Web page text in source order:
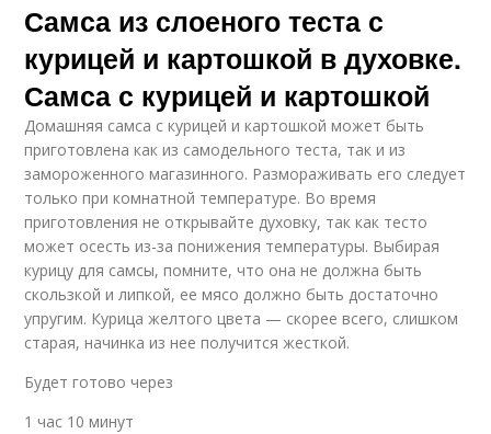
Самса из слоеного теста с
курицей и картошкой в духовке.
Самса с курицей и картошкой
Домашняя самса с курицей и картошкой может быть
приготовлена как из самодельного теста, так и из
замороженного магазинного. Размораживать его следует
только при комнатной температуре. Во время
приготовления не открывайте духовку, так как тесто
может осесть из-за понижения температуры. Выбирая
курицу для самсы, помните, что она не должна быть
скользкой и липкой, ее мясо должно быть достаточно
упругим. Курица желтого цвета — скорее всего, слишком
старая, начинка из нее получится жесткой.
Будет готово через
1 час 10 минут